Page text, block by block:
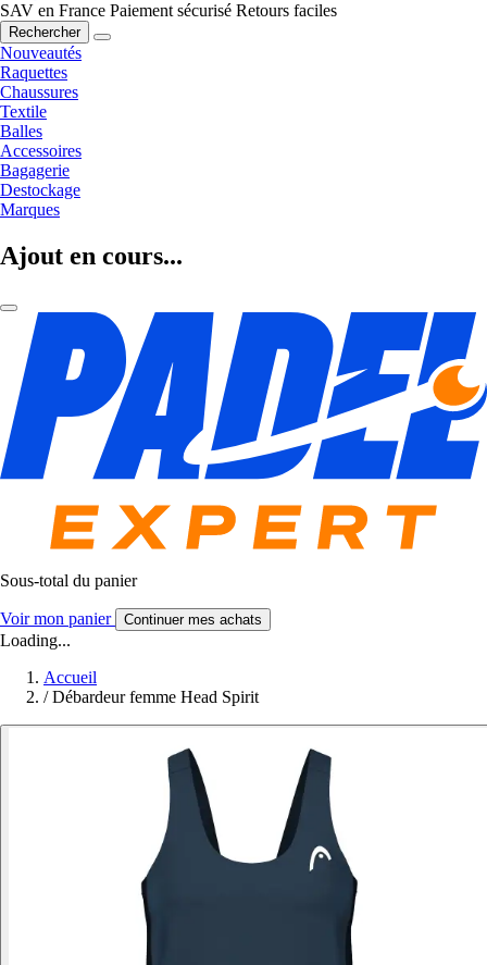
SAV en France Paiement sécurisé Retours faciles
Rechercher
Nouveautés
Raquettes
Chaussures
Textile
Balles
Accessoires
Bagagerie
Destockage
Marques
Ajout en cours...
Sous-total du panier
Voir mon panier Continuer mes achats
Loading...
Accueil
/ Débardeur femme Head Spirit